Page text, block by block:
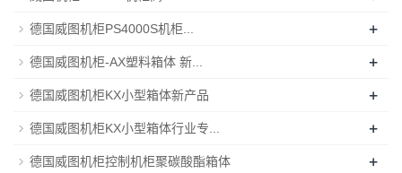
德国威图机柜PS4000S机柜... +
德国威图机柜-AX塑料箱体 新... +
德国威图机柜KX小型箱体新产品 +
德国威图机柜KX小型箱体行业专... +
德国威图机柜控制机柜聚碳酸酯箱体 +